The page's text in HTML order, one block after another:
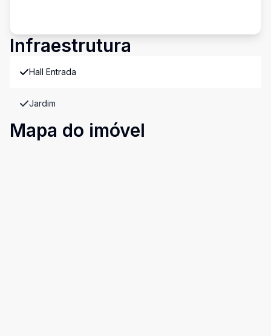
Infraestrutura
Hall Entrada
Jardim
Mapa do imóvel